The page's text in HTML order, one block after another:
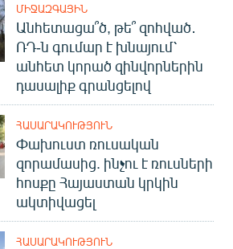
ՄԻՋԱԶԳԱՅԻՆ
Անհետացա՞ծ, թե՞ զոհված․
ՌԴ-ն գումար է խնայում՝
անհետ կորած զինվորներին
դասալիք գրանցելով
ՀԱՍԱՐԱԿՈՒԹՅՈՒՆ
Փախուստ ռուսական
զորամասից. ինչու է ռուսների
հոսքը Հայաստան կրկին
ակտիվացել
ՀԱՍԱՐԱԿՈՒԹՅՈՒՆ